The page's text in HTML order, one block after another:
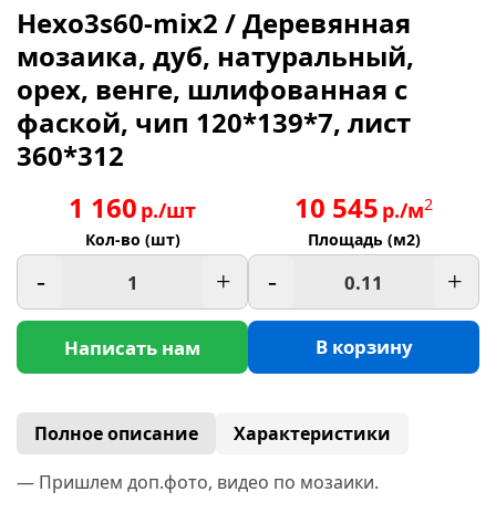
Hexo3s60-mix2 / Деревянная
мозаика, дуб, натуральный,
орех, венге, шлифованная с
фаской, чип 120*139*7, лист
360*312
1 160 р./шт
Кол-во (шт)
- +
Написать нам
10 545 р./м2
Площадь (м2)
- +
В корзину
Полное описание
Характеристики
— Пришлем доп.фото, видео по мозаики.